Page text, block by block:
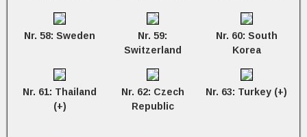
Nr. 58: Sweden
Nr. 59:
Switzerland
Nr. 60: South
Korea
Nr. 61: Thailand
(+)
Nr. 62: Czech
Republic
Nr. 63: Turkey (+)